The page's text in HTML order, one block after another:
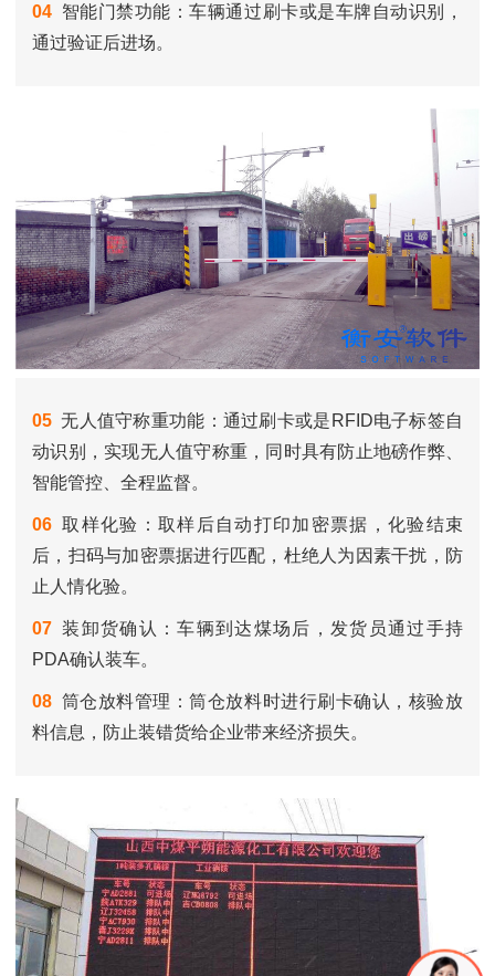
04 智能门禁功能：车辆通过刷卡或是车牌自动识别，
通过验证后进场。
05 无人值守称重功能：通过刷卡或是RFID电子标签自
动识别，实现无人值守称重，同时具有防止地磅作弊、
智能管控、全程监督。
06 取样化验：取样后自动打印加密票据，化验结束
后，扫码与加密票据进行匹配，杜绝人为因素干扰，防
止人情化验。
07 装卸货确认：车辆到达煤场后，发货员通过手持
PDA确认装车。
08 筒仓放料管理：筒仓放料时进行刷卡确认，核验放
料信息，防止装错货给企业带来经济损失。